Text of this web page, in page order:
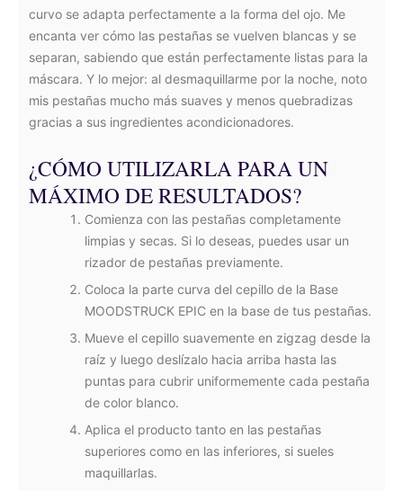
curvo se adapta perfectamente a la forma del ojo. Me
encanta ver cómo las pestañas se vuelven blancas y se
separan, sabiendo que están perfectamente listas para la
máscara. Y lo mejor: al desmaquillarme por la noche, noto
mis pestañas mucho más suaves y menos quebradizas
gracias a sus ingredientes acondicionadores.
¿CÓMO UTILIZARLA PARA UN
MÁXIMO DE RESULTADOS?
Comienza con las pestañas completamente
limpias y secas. Si lo deseas, puedes usar un
rizador de pestañas previamente.
Coloca la parte curva del cepillo de la Base
MOODSTRUCK EPIC en la base de tus pestañas.
Mueve el cepillo suavemente en zigzag desde la
raíz y luego deslízalo hacia arriba hasta las
puntas para cubrir uniformemente cada pestaña
de color blanco.
Aplica el producto tanto en las pestañas
superiores como en las inferiores, si sueles
maquillarlas.